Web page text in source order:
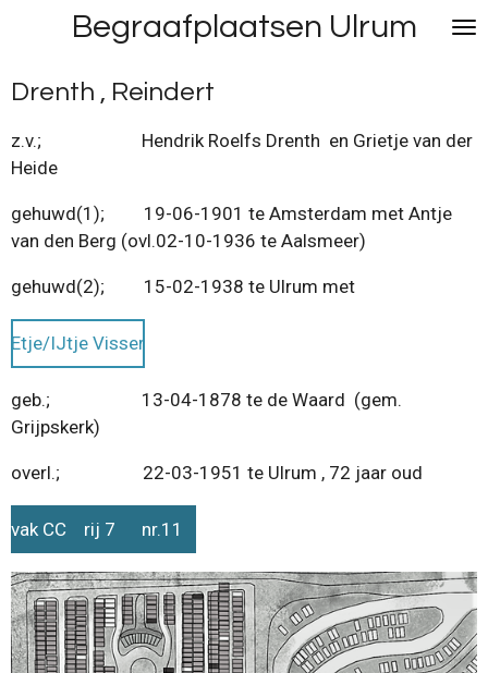
naar
de
hoofdinhoud
Begraafplaatsen Ulrum
Drenth , Reindert
z.v.; Hendrik Roelfs Drenth en Grietje van der
Heide
gehuwd(1); 19-06-1901 te Amsterdam met Antje
van den Berg (ovl.02-10-1936 te Aalsmeer)
gehuwd(2); 15-02-1938 te Ulrum met
Etje/IJtje Visser
geb.; 13-04-1878 te de Waard (gem.
Grijpskerk)
overl.; 22-03-1951 te Ulrum , 72 jaar oud
vak CC rij 7 nr.11